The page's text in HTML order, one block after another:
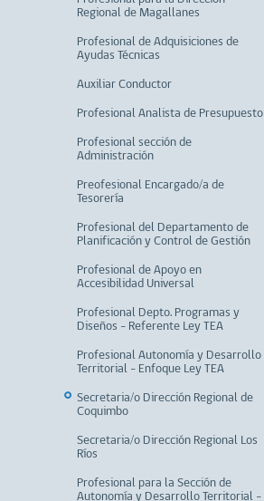
Regional de Magallanes
Profesional de Adquisiciones de
Ayudas Técnicas
Auxiliar Conductor
Profesional Analista de Presupuesto
Profesional sección de
Administración
Preofesional Encargado/a de
Tesorería
Profesional del Departamento de
Planificación y Control de Gestión
Profesional de Apoyo en
Accesibilidad Universal
Profesional Depto. Programas y
Diseños - Referente Ley TEA
Profesional Autonomía y Desarrollo
Territorial - Enfoque Ley TEA
Secretaria/o Dirección Regional de
Coquimbo
Secretaria/o Dirección Regional Los
Ríos
Profesional para la Sección de
Autonomía y Desarrollo Territorial –